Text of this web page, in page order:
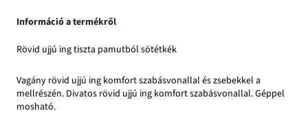
Információ a termékről
Rövid ujjú ing tiszta pamutból sötétkék
Vagány rövid ujjú ing komfort szabásvonallal és zsebekkel a
mellrészén. Divatos rövid ujjú ing komfort szabásvonallal. Géppel
mosható.